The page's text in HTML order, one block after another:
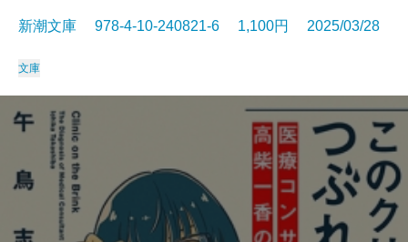
新潮文庫 978-4-10-240821-6 1,100円 2025/03/28
文庫